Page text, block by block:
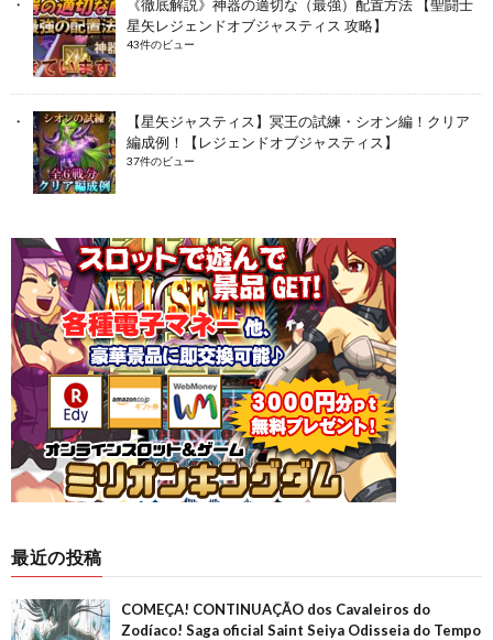
《徹底解説》神器の適切な（最強）配置方法 【聖闘士
星矢レジェンドオブジャスティス 攻略】
43件のビュー
【星矢ジャスティス】冥王の試練・シオン編！クリア
編成例！【レジェンドオブジャスティス】
37件のビュー
最近の投稿
COMEÇA! CONTINUAÇÃO dos Cavaleiros do
Zodíaco! Saga oficial Saint Seiya Odisseia do Tempo